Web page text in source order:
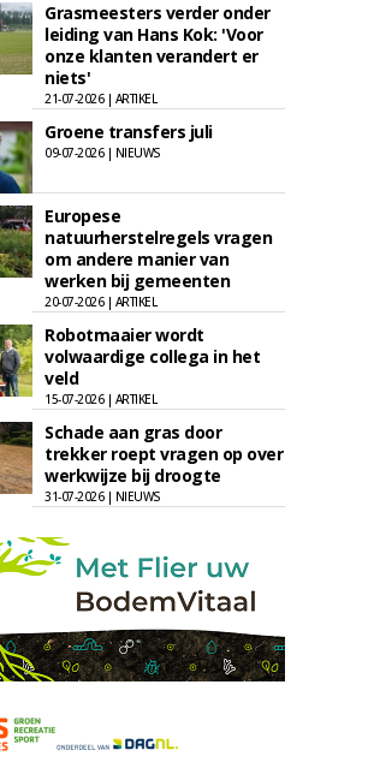
Grasmeesters verder onder
leiding van Hans Kok: 'Voor
onze klanten verandert er
niets'
21-07-2026 | ARTIKEL
Groene transfers juli
09-07-2026 | NIEUWS
Europese
natuurherstelregels vragen
om andere manier van
werken bij gemeenten
20-07-2026 | ARTIKEL
Robotmaaier wordt
volwaardige collega in het
veld
15-07-2026 | ARTIKEL
Schade aan gras door
trekker roept vragen op over
werkwijze bij droogte
31-07-2026 | NIEUWS